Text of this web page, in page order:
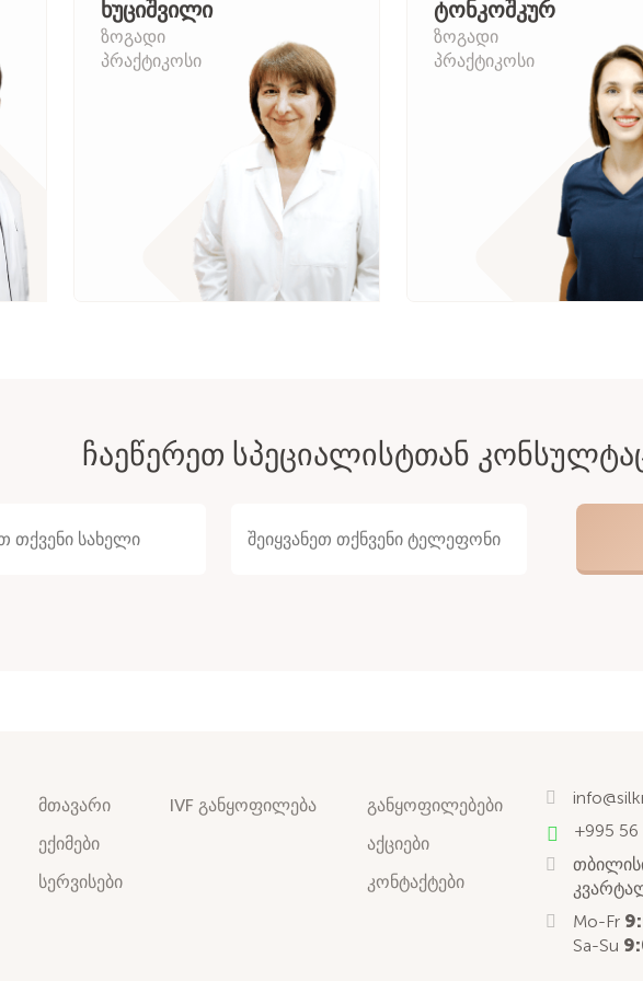
ხუციშვილი
ზოგადი
პრაქტიკოსი
ტონკოშკურ
ზოგადი
პრაქტიკოსი
ᲩᲐᲔᲬᲔᲠᲔᲗ ᲡᲞᲔᲪᲘᲐᲚᲘᲡᲢᲗᲐᲜ
მთავარი
ექიმები
სერვისები
IVF განყოფილება
განყოფილებები
აქციები
კონტაქტები
+995
Mo-Fr
Sa-Su